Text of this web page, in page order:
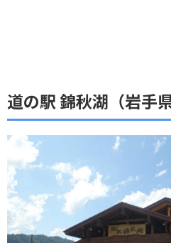
道の駅 錦秋湖（岩手